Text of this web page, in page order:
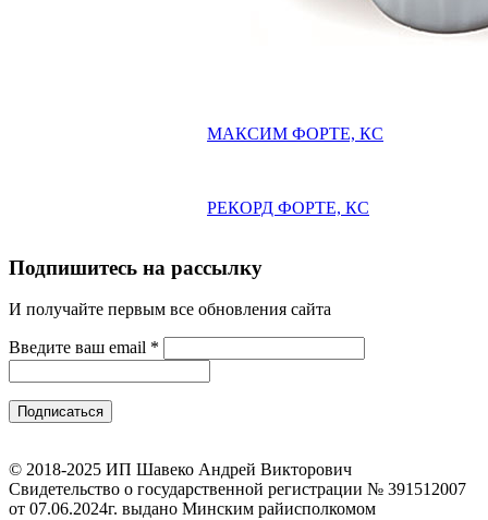
МАКСИМ ФОРТЕ, КС
РЕКОРД ФОРТЕ, КС
Подпишитесь на рассылку
И получайте первым все обновления сайта
Введите ваш email *
© 2018-2025 ИП Шавеко Андрей Викторович
Свидетельство о государственной регистрации № 391512007
от 07.06.2024г. выдано Минским райисполкомом